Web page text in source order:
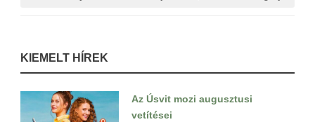
KIEMELT HÍREK
Az Úsvit mozi augusztusi
vetítései